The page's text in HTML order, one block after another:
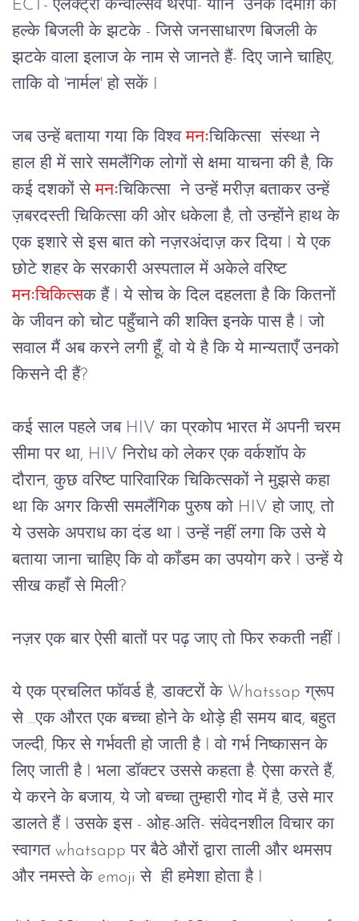
ECT- एलेक्ट्रो कन्वल्सिव थेरपी- यानि  उनके दिमाग़ को
हल्के बिजली के झटके - जिसे जनसाधारण बिजली के
झटके वाला इलाज के नाम से जानते हैं- दिए जाने चाहिए,
ताकि वो 'नार्मल' हो सकें I
जब उन्हें बताया गया कि विश्व मनःचिकित्सा  संस्था ने
हाल ही में सारे समलैंगिक लोगों से क्षमा याचना की है, कि
कई दशकों से मनःचिकित्सा  ने उन्हें मरीज़ बताकर उन्हें
ज़बरदस्ती चिकित्सा की ओर धकेला है, तो उन्होंने हाथ के
एक इशारे से इस बात को नज़रअंदाज़ कर दिया I ये एक
छोटे शहर के सरकारी अस्पताल में अकेले वरिष्ट
मनःचिकित्सक हैं I ये सोच के दिल दहलता है कि कितनों
के जीवन को चोट पहुँचाने की शक्ति इनके पास है I जो
सवाल मैं अब करने लगी हूँ, वो ये है कि ये मान्यताएँ उनको
किसने दी हैं?
कई साल पहले जब HIV का प्रकोप भारत में अपनी चरम
सीमा पर था, HIV निरोध को लेकर एक वर्कशॉप के
दौरान, कुछ वरिष्ट पारिवारिक चिकित्सकों ने मुझसे कहा
था कि अगर किसी समलैंगिक पुरुष को HIV हो जाए, तो
ये उसके अपराध का दंड था I उन्हें नहीं लगा कि उसे ये
बताया जाना चाहिए कि वो कॉंडम का उपयोग करे I उन्हें ये
सीख कहाँ से मिली?
नज़र एक बार ऐसी बातों पर पढ़ जाए तो फिर रुकती नहीं I
ये एक प्रचलित फॉवर्ड है, डाक्टरों के Whatssap ग्रूप
से ...एक औरत एक बच्चा होने के थोड़े ही समय बाद, बहुत
जल्दी, फिर से गर्भवती हो जाती है I वो गर्भ निष्कासन के
लिए जाती है I भला डॉक्टर उससे कहता है: ऐसा करते हैं,
ये करने के बजाय, ये जो बच्चा तुम्हारी गोद में है, उसे मार
डालते हैं I उसके इस - ओह-अति- संवेदनशील विचार का
स्वागत whatsapp पर बैठे औरों द्वारा ताली और थमसप
और नमस्ते के emoji से ही हमेशा होता है I